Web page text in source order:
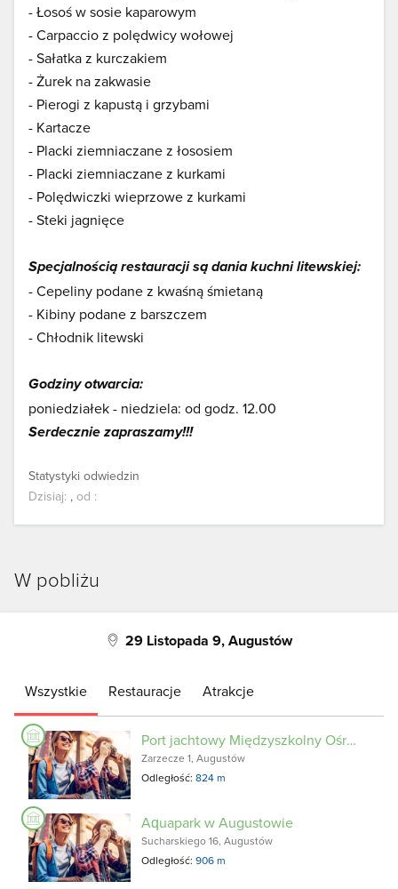
- Łosoś w sosie kaparowym
- Carpaccio z polędwicy wołowej
- Sałatka z kurczakiem
- Żurek na zakwasie
- Pierogi z kapustą i grzybami
- Kartacze
- Placki ziemniaczane z łososiem
- Placki ziemniaczane z kurkami
- Polędwiczki wieprzowe z kurkami
- Steki jagnięce
Specjalnością restauracji są dania kuchni litewskiej:
- Cepeliny podane z kwaśną śmietaną
- Kibiny podane z barszczem
- Chłodnik litewski
Godziny otwarcia:
poniedziałek - niedziela: od godz. 12.00
Serdecznie zapraszamy!!!
Statystyki odwiedzin
Dzisiaj: , od :
W pobliżu
29 Listopada 9, Augustów
Wszystkie Restauracje Atrakcje
Port jachtowy Międzyszkolny Ośrodek Sportowy w Augustowie
Zarzecze 1, Augustów
Odległość:824 m
Aquapark w Augustowie
Sucharskiego 16, Augustów
Odległość:906 m